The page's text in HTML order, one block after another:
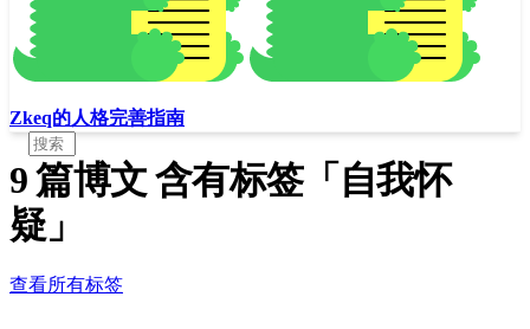
Zkeq的人格完善指南
9 篇博文 含有标签「自我怀
疑」
查看所有标签